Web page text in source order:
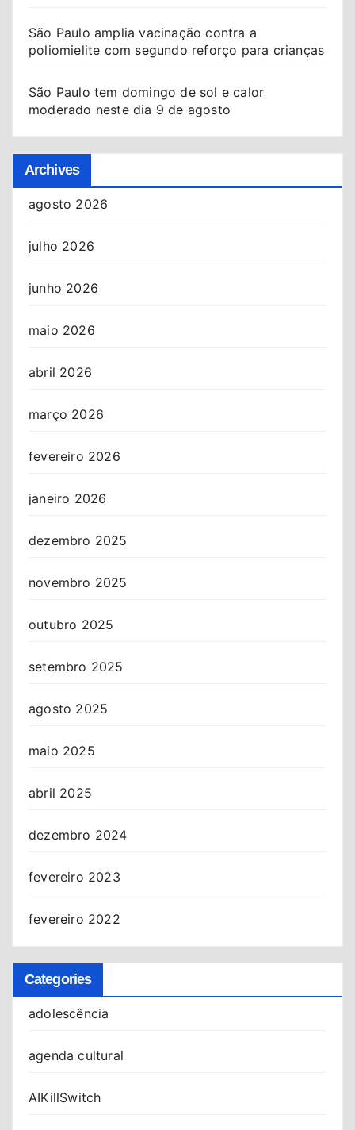
São Paulo amplia vacinação contra a
poliomielite com segundo reforço para crianças
São Paulo tem domingo de sol e calor
moderado neste dia 9 de agosto
Archives
agosto 2026
julho 2026
junho 2026
maio 2026
abril 2026
março 2026
fevereiro 2026
janeiro 2026
dezembro 2025
novembro 2025
outubro 2025
setembro 2025
agosto 2025
maio 2025
abril 2025
dezembro 2024
fevereiro 2023
fevereiro 2022
Categories
adolescência
agenda cultural
AIKillSwitch